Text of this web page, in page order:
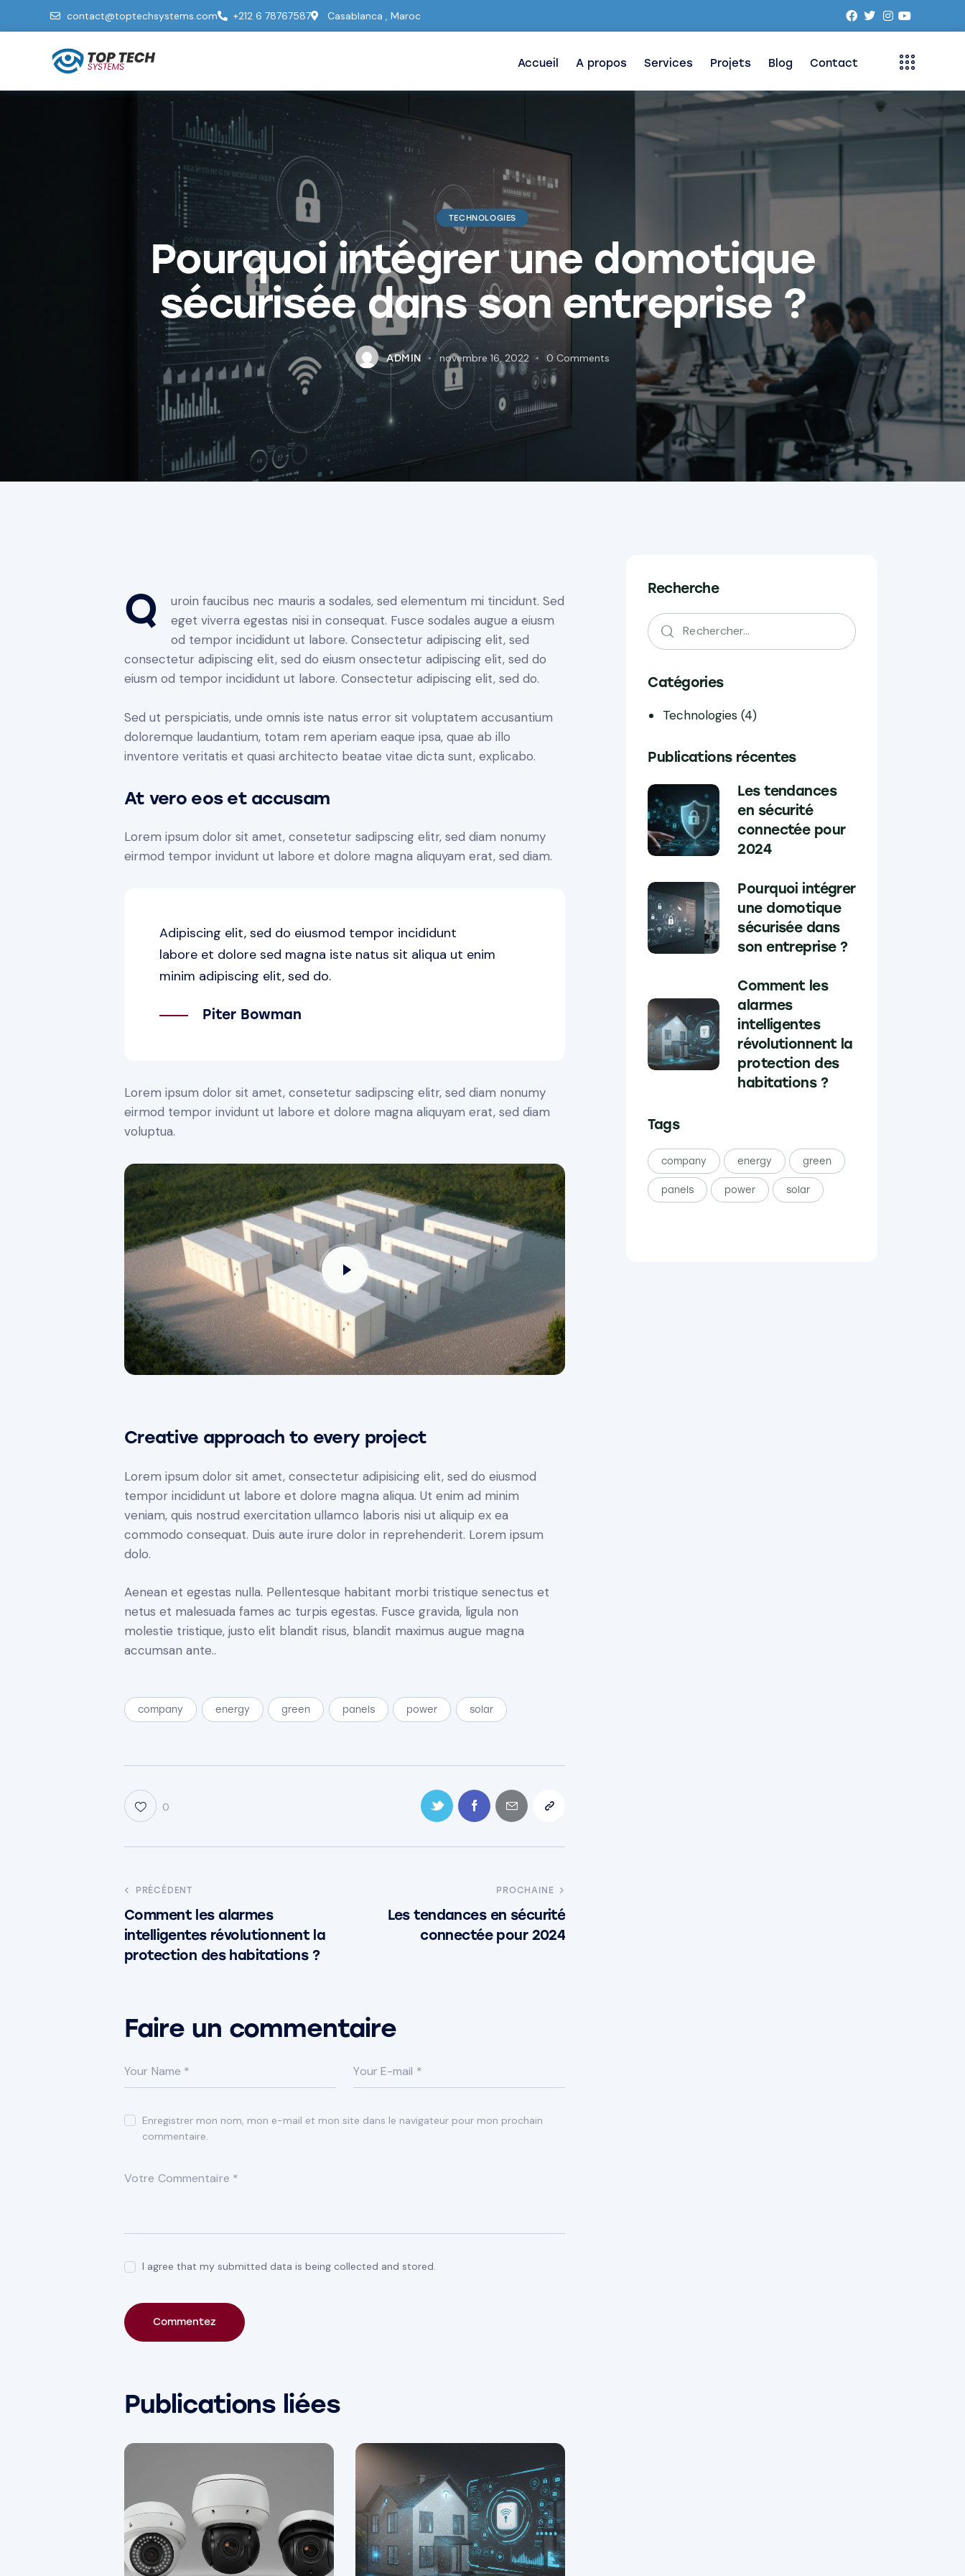
contact@toptechsystems.com +212 6 78767587 Casablanca , Maroc
Accueil A propos Services Projets Blog Contact
TECHNOLOGIES
Pourquoi intégrer une domotique
sécurisée dans son entreprise ?
ADMIN novembre 16, 2022 0 Comments
Q
uroin faucibus nec mauris a sodales, sed elementum mi tincidunt. Sed
eget viverra egestas nisi in consequat. Fusce sodales augue a eiusm
od tempor incididunt ut labore. Consectetur adipiscing elit, sed
consectetur adipiscing elit, sed do eiusm onsectetur adipiscing elit, sed do
eiusm od tempor incididunt ut labore. Consectetur adipiscing elit, sed do.
Sed ut perspiciatis, unde omnis iste natus error sit voluptatem accusantium
doloremque laudantium, totam rem aperiam eaque ipsa, quae ab illo
inventore veritatis et quasi architecto beatae vitae dicta sunt, explicabo.
At vero eos et accusam
Lorem ipsum dolor sit amet, consetetur sadipscing elitr, sed diam nonumy
eirmod tempor invidunt ut labore et dolore magna aliquyam erat, sed diam.
Adipiscing elit, sed do eiusmod tempor incididunt
labore et dolore sed magna iste natus sit aliqua ut enim
minim adipiscing elit, sed do.
Piter Bowman
Lorem ipsum dolor sit amet, consetetur sadipscing elitr, sed diam nonumy
eirmod tempor invidunt ut labore et dolore magna aliquyam erat, sed diam
voluptua.
Creative approach to every project
Lorem ipsum dolor sit amet, consectetur adipisicing elit, sed do eiusmod
tempor incididunt ut labore et dolore magna aliqua. Ut enim ad minim
veniam, quis nostrud exercitation ullamco laboris nisi ut aliquip ex ea
commodo consequat. Duis aute irure dolor in reprehenderit. Lorem ipsum
dolo.
Aenean et egestas nulla. Pellentesque habitant morbi tristique senectus et
netus et malesuada fames ac turpis egestas. Fusce gravida, ligula non
molestie tristique, justo elit blandit risus, blandit maximus augue magna
accumsan ante..
company energy green panels power solar
0
PRÉCÉDENT
Comment les alarmes
intelligentes révolutionnent la
protection des habitations ?
PROCHAINE
Les tendances en sécurité
connectée pour 2024
Faire un commentaire
Enregistrer mon nom, mon e-mail et mon site dans le navigateur pour mon prochain
commentaire.
I agree that my submitted data is being collected and stored.
Publications liées
Recherche
Catégories
Technologies(4)
Publications récentes
Les tendances
en sécurité
connectée pour
2024
Pourquoi intégrer
une domotique
sécurisée dans
son entreprise ?
Comment les
alarmes
intelligentes
révolutionnent la
protection des
habitations ?
Tags
company energy green
panels power solar